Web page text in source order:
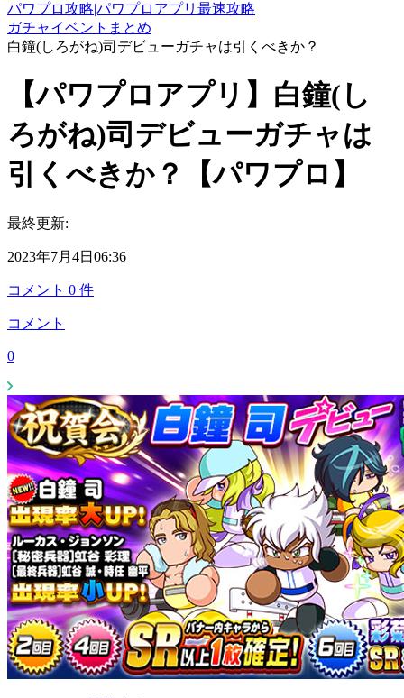
パワプロ攻略|パワプロアプリ最速攻略
ガチャイベントまとめ
白鐘(しろがね)司デビューガチャは引くべきか？
【パワプロアプリ】白鐘(し
ろがね)司デビューガチャは
引くべきか？【パワプロ】
最終更新:
2023年7月4日06:36
コメント 0 件
コメント
0